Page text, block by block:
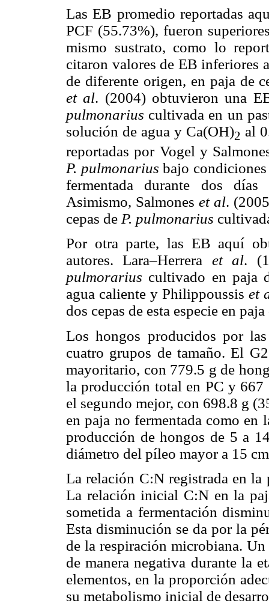
Las EB promedio reportadas
PCF (55.73%), fueron
mismo sustrato, como lo
citaron valores de EB inferiores
de diferente origen, en paja de
et al. (2004) obtuvieron una
pulmonarius cultivada en un
solución de agua y Ca(OH)2 al
reportadas por Vogel y
P. pulmonarius bajo
fermentada durante dos
Asimismo, Salmoneset al.
cepas de P. pulmonarius
Por otra parte, las EB aquí
autores. Lara–Herrera et al.
pulmorarius cultivado en paja
agua caliente y Philippoussis et
dos cepas de esta especie en
Los hongos producidos por
cuatro grupos de tamaño. El
mayoritario, con 779.5 g de
la producción total en PC y
el segundo mejor, con 698.8 g
en paja no fermentada como en
producción de hongos de 5 a
diámetro del píleo mayor a 15
La relación C:N registrada en la
La relación inicial C:N en la
sometida a fermentación
Esta disminución se da por la
de la respiración microbiana.
de manera negativa durante la
elementos, en la proporción
su metabolismo inicial de